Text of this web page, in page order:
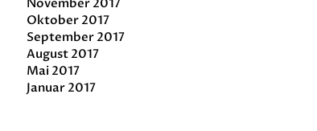
Oktober 2017
September 2017
August 2017
Mai 2017
Januar 2017